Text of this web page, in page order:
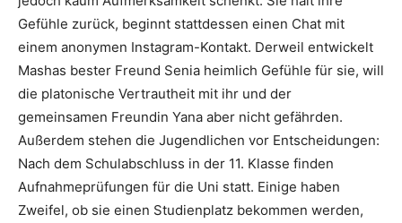
Gefühle zurück, beginnt stattdessen einen Chat mit
einem anonymen Instagram-Kontakt. Derweil entwickelt
Mashas bester Freund Senia heimlich Gefühle für sie, will
die platonische Vertrautheit mit ihr und der
gemeinsamen Freundin Yana aber nicht gefährden.
Außerdem stehen die Jugendlichen vor Entscheidungen:
Nach dem Schulabschluss in der 11. Klasse finden
Aufnahmeprüfungen für die Uni statt. Einige haben
Zweifel, ob sie einen Studienplatz bekommen werden,